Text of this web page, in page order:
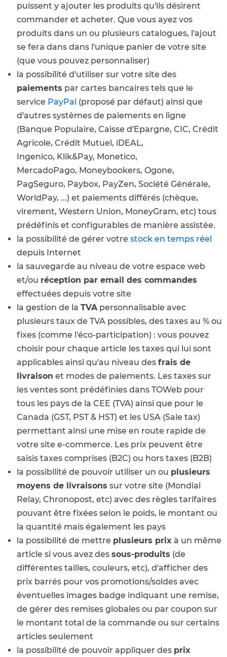
puissent y ajouter les produits qu'ils désirent
commander et acheter. Que vous ayez vos
produits dans un ou plusieurs catalogues, l'ajout
se fera dans dans l'unique panier de votre site
(que vous pouvez personnaliser)
la possibilité d'utiliser sur votre site des
paiements par cartes bancaires tels que le
service PayPal (proposé par défaut) ainsi que
d'autres systèmes de paiements en ligne
(Banque Populaire, Caisse d'Epargne, CIC, Crédit
Agricole, Crédit Mutuel, iDEAL,
Ingenico, Klik&Pay, Monetico,
MercadoPago, Moneybookers, Ogone,
PagSeguro, Paybox, PayZen, Société Générale,
WorldPay, ...) et paiements différés (chèque,
virement, Western Union, MoneyGram, etc) tous
prédéfinis et configurables de manière assistée.
la possibilité de gérer votre stock en temps réel
depuis Internet
la sauvegarde au niveau de votre espace web
et/ou réception par email des commandes
effectuées depuis votre site
la gestion de la TVApersonnalisable avec
plusieurs taux de TVA possibles, des taxes au % ou
fixes (comme l'éco-participation) : vous pouvez
choisir pour chaque article les taxes qui lui sont
applicables ainsi qu'au niveau des frais de
livraison et modes de paiements. Les taxes sur
les ventes sont prédéfinies dans TOWeb pour
tous les pays de la CEE (TVA) ainsi que pour le
Canada (GST, PST & HST) et les USA (Sale tax)
permettant ainsi une mise en route rapide de
votre site e-commerce. Les prix peuvent être
saisis taxes comprises (B2C) ou hors taxes (B2B)
la possibilité de pouvoir utiliser un ou plusieurs
moyens de livraisons sur votre site (Mondial
Relay, Chronopost, etc) avec des règles tarifaires
pouvant être fixées selon le poids, le montant ou
la quantité mais également les pays
la possibilité de mettre plusieurs prix à un même
article si vous avez des sous-produits (de
différentes tailles, couleurs, etc), d'afficher des
prix barrés pour vos promotions/soldes avec
éventuelles images badge indiquant une remise,
de gérer des remises globales ou par coupon sur
le montant total de la commande ou sur certains
articles seulement
la possibilité de pouvoir appliquer des prix